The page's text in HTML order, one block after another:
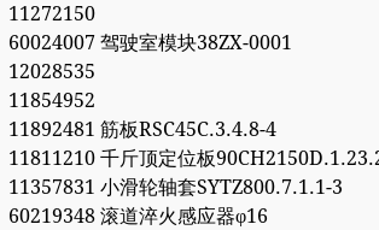
11272150
60024007 驾驶室模块38ZX-0001
12028535
11854952
11892481 筋板RSC45C.3.4.8-4
11811210 千斤顶定位板
11357831 小滑轮轴套SYTZ800.7.1.1-3
60219348 滚道淬火感应器φ16